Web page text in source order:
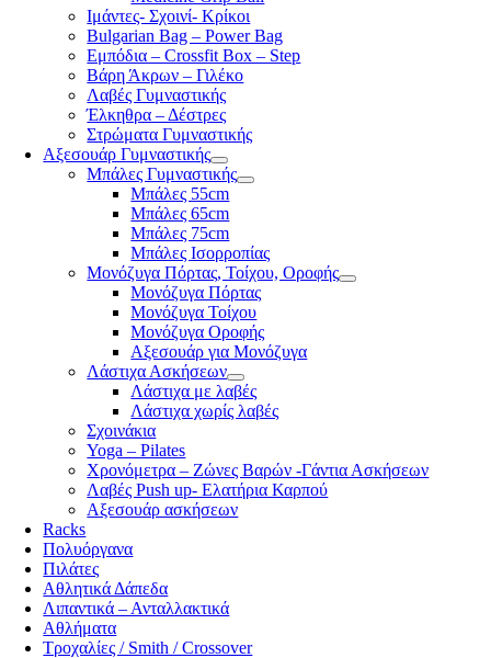
Ιμάντες- Σχοινί- Κρίκοι
Bulgarian Bag – Power Bag
Εμπόδια – Crossfit Box – Step
Βάρη Άκρων – Γιλέκο
Λαβές Γυμναστικής
Έλκηθρα – Δέστρες
Στρώματα Γυμναστικής
Αξεσουάρ Γυμναστικής
Μπάλες Γυμναστικής
Μπάλες 55cm
Μπάλες 65cm
Μπάλες 75cm
Μπάλες Ισορροπίας
Μονόζυγα Πόρτας, Τοίχου, Οροφής
Μονόζυγα Πόρτας
Μονόζυγα Τοίχου
Μονόζυγα Οροφής
Αξεσουάρ για Μονόζυγα
Λάστιχα Ασκήσεων
Λάστιχα με λαβές
Λάστιχα χωρίς λαβές
Σχοινάκια
Yoga – Pilates
Χρονόμετρα – Ζώνες Βαρών -Γάντια Ασκήσεων
Λαβές Push up- Ελατήρια Καρπού
Αξεσουάρ ασκήσεων
Racks
Πολυόργανα
Πιλάτες
Αθλητικά Δάπεδα
Λιπαντικά – Ανταλλακτικά
Αθλήματα
Τροχαλίες / Smith / Crossover